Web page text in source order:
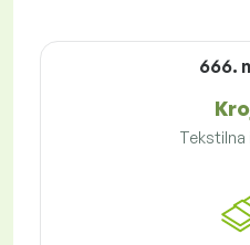
666.
Tekstilna